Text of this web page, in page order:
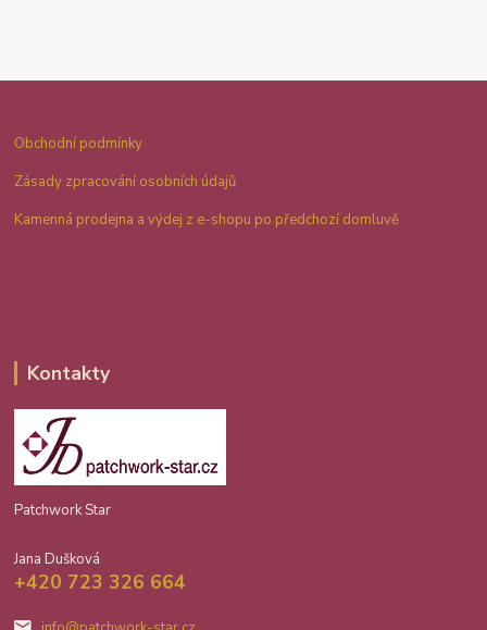
Obchodní podmínky
Zásady zpracování osobních údajů
Kamenná prodejna a výdej z e-shopu po předchozí domluvě
Kontakty
Patchwork Star
Jana Dušková
+420 723 326 664